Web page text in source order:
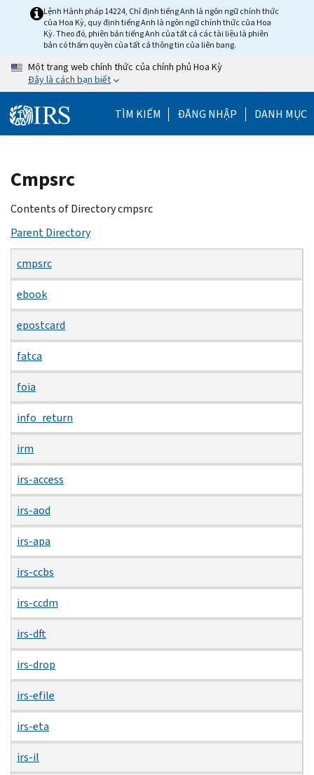
Lệnh Hành pháp 14224, Chỉ định tiếng Anh là ngôn ngữ chính thức
của Hoa Kỳ, quy định tiếng Anh là ngôn ngữ chính thức của Hoa
Kỳ. Theo đó, phiên bản tiếng Anh của tất cả các tài liệu là phiên
bản có thẩm quyền của tất cả thông tin của liên bang.
Một trang web chính thức của chính phủ Hoa Kỳ
Đây là cách bạn biết
TÌM KIẾM ĐĂNG NHẬP DANH MỤC
Beginning
of
main
Cmpsrc
Contents of Directory cmpsrc
Parent Directory
cmpsrc
ebook
epostcard
fatca
foia
info_return
irm
irs-access
irs-aod
irs-apa
irs-ccbs
irs-ccdm
irs-dft
irs-drop
irs-efile
irs-eta
irs-il